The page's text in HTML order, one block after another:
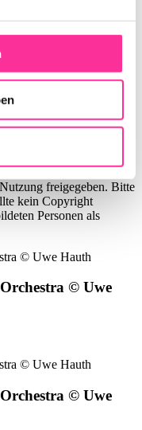
und hochauflösendes
freigegeben. Bitte
kein Copyright
Personen als
© Uwe
© Uwe